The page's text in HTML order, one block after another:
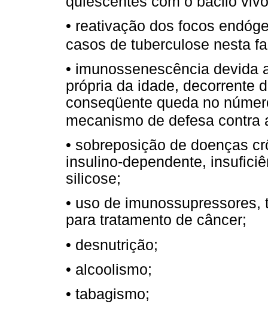
• reativação dos focos
casos de tuberculose nesta
• imunossenescência devida
própria da idade, decorrente
conseqüente queda no
mecanismo de defesa contra
• sobreposição de doenças
insulino-dependente,
silicose;
• uso de
para tratamento de câncer;
• desnutrição;
• alcoolismo;
• tabagismo;